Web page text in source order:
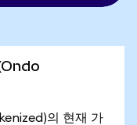
의 현재 가